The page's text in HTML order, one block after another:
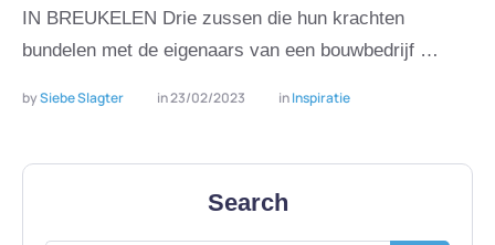
IN BREUKELEN Drie zussen die hun krachten
bundelen met de eigenaars van een bouwbedrijf …
by Siebe Slagter in 23/02/2023 in Inspiratie
Search